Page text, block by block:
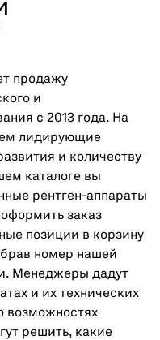
продажу
и
с 2013 года. На
лидирующие
и количеству
каталоге вы
рентген-аппараты
заказ
позиции в корзину
номер нашей
Менеджеры дадут
и их технических
возможностях
решить, какие